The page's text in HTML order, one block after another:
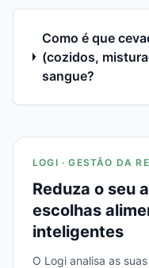
Como é que
(cozidos,
sangue?
LOGI · GESTÃO DA
Reduza o seu
escolhas
inteligentes
O Logi analisa as